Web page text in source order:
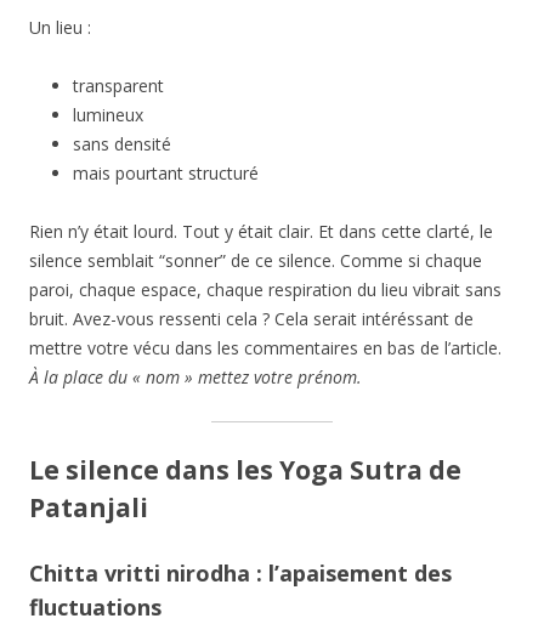
Un lieu :
transparent
lumineux
sans densité
mais pourtant structuré
Rien n’y était lourd. Tout y était clair. Et dans cette clarté, le
silence semblait “sonner” de ce silence. Comme si chaque
paroi, chaque espace, chaque respiration du lieu vibrait sans
bruit. Avez-vous ressenti cela ? Cela serait intéréssant de
mettre votre vécu dans les commentaires en bas de l’article.
À la place du « nom » mettez votre prénom.
Le silence dans les Yoga Sutra de
Patanjali
Chitta vritti nirodha : l’apaisement des
fluctuations